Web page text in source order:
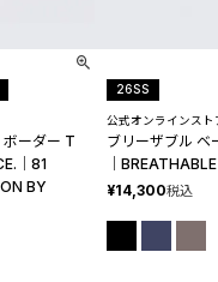
ーダー T
BY
公式オンラインスト
ブリーザブル ベ
26SS
¥14,300税込